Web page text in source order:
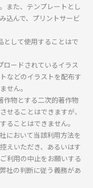
また、テンプレートとし
込んで、プリントサービ
として使用することはで
ロードされているイラス
などのイラストを配布す
せん。
作物とする二次的著作物
せることはできますが、
ることはできません。
において当該利用方法を
えいただき、あるいはす
利用の中止をお願いする
社の判断に従う義務があ